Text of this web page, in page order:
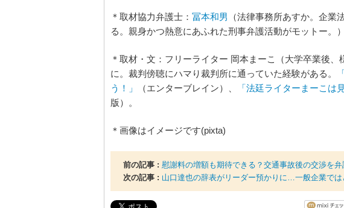
＊取材協力弁護士： 冨本和男
（法律事務所あすか。企業
る。親身かつ熱意にあふれた刑事弁護活動がモットー。）
＊取材・文：フリーライター 岡本まーこ（大学卒業後
に。裁判傍聴にハマり裁判所に通っていた経験がある。
う！」
（エンターブレイン）、 「法廷ライターまーこは
版）。
＊画像はイメージです(pixta)
前の記事 : 慰謝料の増額も期待できる？交通事故後の交渉を
次の記事 : 山口達也の辞表がリーダー預かりに…一般企業では